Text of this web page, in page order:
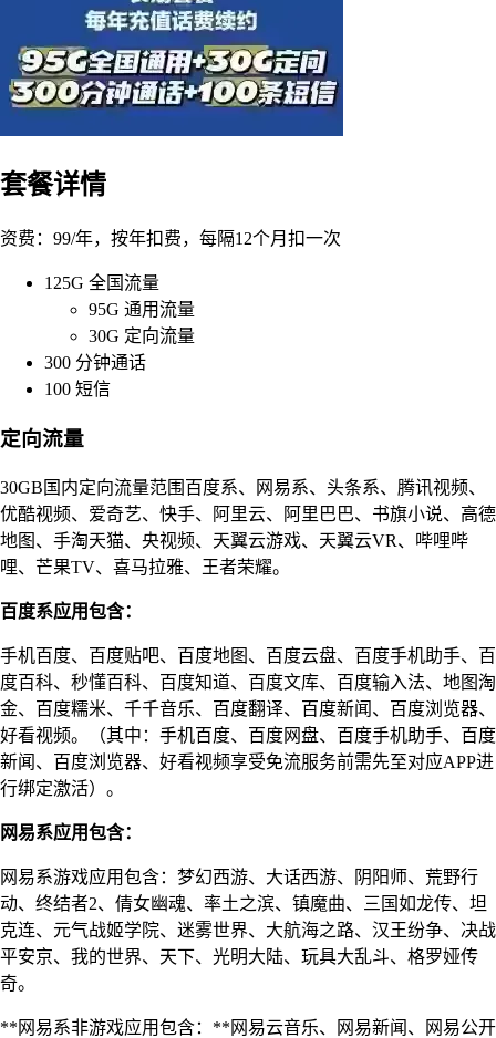
套餐详情
资费：99/年，按年扣费，每隔12个月扣一次
125G 全国流量
95G 通用流量
30G 定向流量
300 分钟通话
100 短信
定向流量
30GB国内定向流量范围百度系、网易系、头条系、腾讯视频、
优酷视频、爱奇艺、快手、阿里云、阿里巴巴、书旗小说、高德
地图、手淘天猫、央视频、天翼云游戏、天翼云VR、哔哩哔
哩、芒果TV、喜马拉雅、王者荣耀。
百度系应用包含：
手机百度、百度贴吧、百度地图、百度云盘、百度手机助手、百
度百科、秒懂百科、百度知道、百度文库、百度输入法、地图淘
金、百度糯米、千千音乐、百度翻译、百度新闻、百度浏览器、
好看视频。（其中：手机百度、百度网盘、百度手机助手、百度
新闻、百度浏览器、好看视频享受免流服务前需先至对应APP进
行绑定激活）。
网易系应用包含：
网易系游戏应用包含：梦幻西游、大话西游、阴阳师、荒野行
动、终结者2、倩女幽魂、率土之滨、镇魔曲、三国如龙传、坦
克连、元气战姬学院、迷雾世界、大航海之路、汉王纷争、决战
平安京、我的世界、天下、光明大陆、玩具大乱斗、格罗娅传
奇。
**网易系非游戏应用包含：**网易云音乐、网易新闻、网易公开